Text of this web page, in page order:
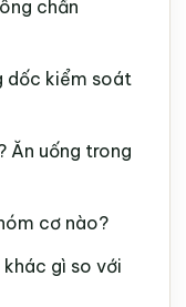
chấn
dốc kiểm soát
Ăn uống trong
cơ nào?
gì so với